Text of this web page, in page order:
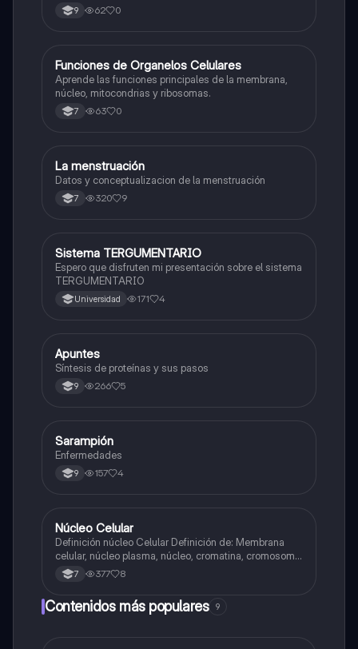
9 62 0
FBiologia
Funciones de Organelos Celulares
Aprende las funciones principales de la membrana,
núcleo, mitocondrias y ribosomas.
7 63 0
Biologia
La menstruación
Datos y conceptualizacion de la menstruación
7 320 9
Biologia
Sistema TERGUMENTARIO
Espero que disfruten mi presentación sobre el sistema
TERGUMENTARIO
Universidad 171 4
Biologia
Apuntes
Síntesis de proteínas y sus pasos
9 266 5
Biologia
Sarampión
Enfermedades
9 157 4
Biologia
Núcleo Celular
Definición núcleo Celular Definición de: Membrana
celular, núcleo plasma, núcleo, cromatina, cromosoma
Interfase Fases de la interfase
7 377 8
Contenidos más populares 9